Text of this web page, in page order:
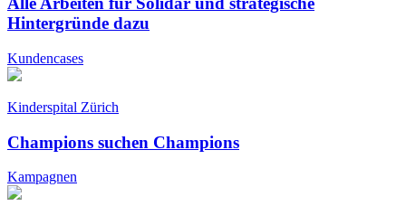
Hintergründe dazu
Kundencases
Kinderspital Zürich
Champions suchen Champions
Kampagnen